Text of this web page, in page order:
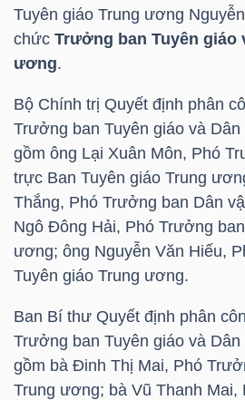
Tuyên giáo Trung ương
chức Trưởng ban Tuyên giáo
ương.
Bộ Chính trị Quyết định phân
Trưởng ban Tuyên giáo và
gồm ông Lại Xuân Môn, Phó
trực Ban Tuyên giáo Trung
Thắng, Phó Trưởng ban Dân
Ngô Đông Hải, Phó Trưởng
ương; ông Nguyễn Văn Hiếu,
Tuyên giáo Trung ương.
Ban Bí thư Quyết định phân
Trưởng ban Tuyên giáo và
gồm bà Đinh Thị Mai, Phó
Trung ương; bà Vũ Thanh Mai,
Thuật
ngữ
(-)
Dịch
vụ
(-)
Đào